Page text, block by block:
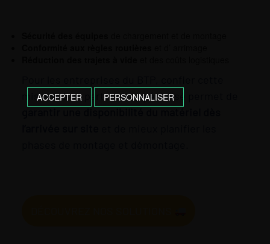
mission à un partenaire spécialisé permet de
ACCEPTER PERSONNALISER